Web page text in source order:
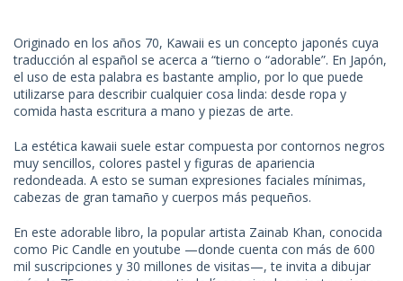
Originado en los años 70, Kawaii es un concepto japonés cuya
traducción al español se acerca a “tierno o “adorable”. En Japón,
el uso de esta palabra es bastante amplio, por lo que puede
utilizarse para describir cualquier cosa linda: desde ropa y
comida hasta escritura a mano y piezas de arte.
La estética kawaii suele estar compuesta por contornos negros
muy sencillos, colores pastel y figuras de apariencia
redondeada. A esto se suman expresiones faciales mínimas,
cabezas de gran tamaño y cuerpos más pequeños.
En este adorable libro, la popular artista Zainab Khan, conocida
como Pic Candle en youtube —donde cuenta con más de 600
mil suscripciones y 30 millones de visitas—, te invita a dibujar